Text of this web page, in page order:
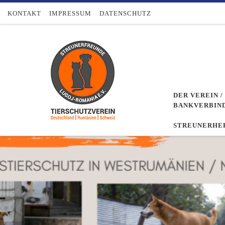
Zum Inhalt springen
KONTAKT IMPRESSUM DATENSCHUTZ
DER VEREIN /